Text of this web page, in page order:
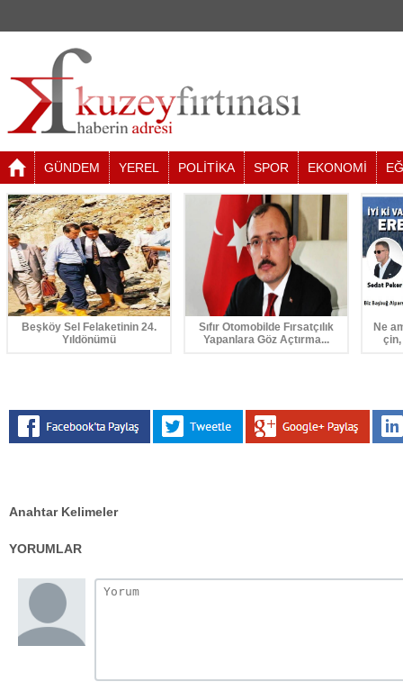
GÜNDEM YEREL POLİTİKA SPOR EKONOMİ
Beşköy Sel Felaketinin 24.
Yıldönümü
Sıfır Otomobilde Fırsatçılık
Yapanlara Göz Açtırma...
Ne
Anahtar Kelimeler
YORUMLAR